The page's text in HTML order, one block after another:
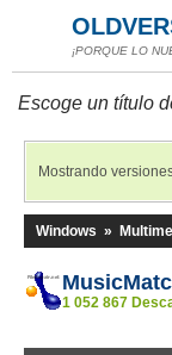
¡PORQUE LO
Escoge un título
Mostrando
Windows »
1 052 867